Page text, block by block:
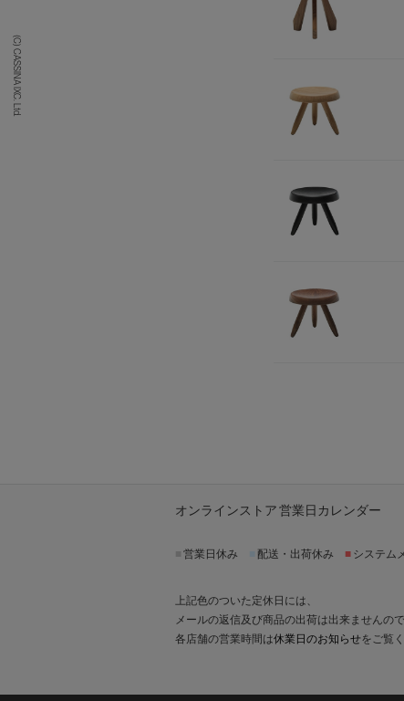
(C) CASSINA IXC. Ltd.
オンラインストア 営業日カレンダー
営業日休み 配送・出荷休み ■ システム
上記色のついた定休日には、
メールの返信及び商品の出荷は出来ませんの
各店舗の営業時間は休業日のお知らせをご覧